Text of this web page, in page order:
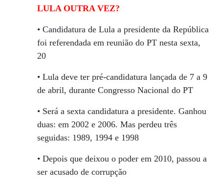
LULA OUTRA VEZ?
• Candidatura de Lula a presidente da República
foi referendada em reunião do PT nesta sexta,
20
• Lula deve ter pré-candidatura lançada de 7 a 9
de abril, durante Congresso Nacional do PT
• Será a sexta candidatura a presidente. Ganhou
duas: em 2002 e 2006. Mas perdeu três
seguidas: 1989, 1994 e 1998
• Depois que deixou o poder em 2010, passou a
ser acusado de corrupção